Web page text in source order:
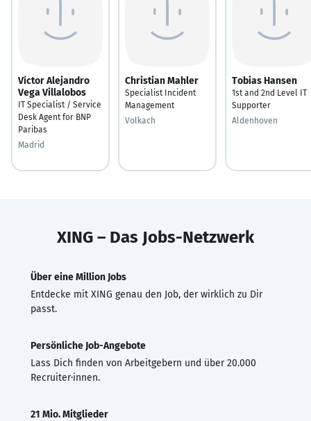
Víctor Alejandro
Vega Villalobos
IT Specialist / Service
Desk Agent for BNP
Paribas
Madrid
Christian Mahler
Specialist Incident
Management
Volkach
Tobias Hansen
1st and 2nd Level IT
Supporter
Aldenhoven
XING – Das Jobs-Netzwerk
Über eine Million Jobs
Entdecke mit XING genau den Job, der wirklich zu Dir
passt.
Persönliche Job-Angebote
Lass Dich finden von Arbeitgebern und über 20.000
Recruiter·innen.
21 Mio. Mitglieder